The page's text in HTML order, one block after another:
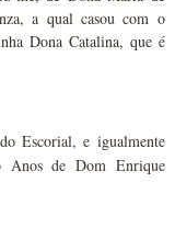
a qual casou com o
Dona Catalina, que é
Escorial, e igualmente
Anos de Dom Enrique